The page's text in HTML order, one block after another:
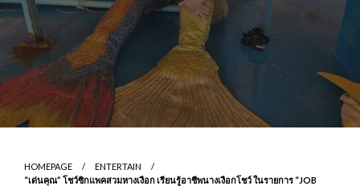
HOMEPAGE
ENTERTAIN
“เด่นคุณ” โชว์ซิกแพคสวมหางเงือก เรียนรู้อาชีพนางเงือกโชว์ ในรายการ “JOB